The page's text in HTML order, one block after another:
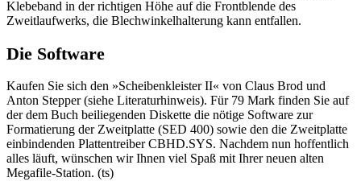
Klebeband in der richtigen Höhe auf die Frontblende des
Zweitlaufwerks, die Blechwinkelhalterung kann entfallen.
Die Software
Kaufen Sie sich den »Scheibenkleister II« von Claus Brod und
Anton Stepper (siehe Literaturhinweis). Für 79 Mark finden Sie auf
der dem Buch beiliegenden Diskette die nötige Software zur
Formatierung der Zweitplatte (SED 400) sowie den die Zweitplatte
einbindenden Plattentreiber CBHD.SYS. Nachdem nun hoffentlich
alles läuft, wünschen wir Ihnen viel Spaß mit Ihrer neuen alten
Megafile-Station. (ts)